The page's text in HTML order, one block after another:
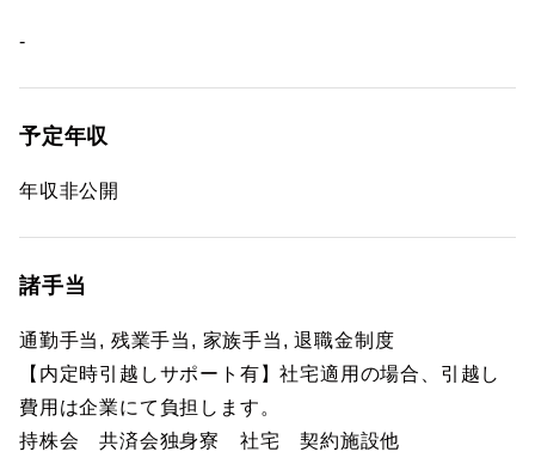
-
予定年収
年収非公開
諸手当
通勤手当, 残業手当, 家族手当, 退職金制度
【内定時引越しサポート有】社宅適用の場合、引越し
費用は企業にて負担します。
持株会 共済会独身寮 社宅 契約施設他